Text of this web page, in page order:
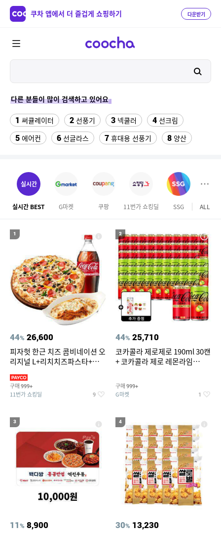
쿠차 앱에서 더 즐겁게 쇼핑하기 다운받기
다른 분들이 많이 검색하고 있어요
1 써큘레이터 2 선풍기 3 넥쿨러 4 선크림
5 에어컨 6 선글라스 7 휴대용 선풍기 8 양산
11 수향미쌀10kg 라이딩장갑
14 풍기인견바지
16 성인용세발자전거중고 17 프라스틱서랍장
벤츠S용품
ALL
실시간
실시간 BEST G마켓 쿠팡 11번가 쇼킹딜 SSG 오늘
1
44% 26,600
피자헛 한근 치즈 콤비네이션 오
리지널 L+리치치즈파스타+콜
구매 999+
11번가 쇼킹딜 9
2
44% 25,710
코카콜라 제로제로 190ml 30캔
+ 코카콜라 제로 레몬라임
티커 세트
구매 999+
G마켓 1
3
11% 8,900
4
30% 13,230